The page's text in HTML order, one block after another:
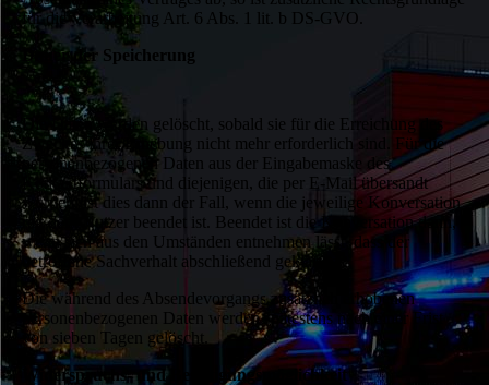
für die Verarbeitung Art. 6 Abs. 1 lit. b DS-GVO.
Dauer der Speicherung
Die Daten werden gelöscht, sobald sie für die Erreichung des
Zweckes ihrer Erhebung nicht mehr erforderlich sind. Für die
personenbezogenen Daten aus der Eingabemaske des
Kontaktformulars und diejenigen, die per E-Mail übersandt
wurden, ist dies dann der Fall, wenn die jeweilige Konversation
mit dem Nutzer beendet ist. Beendet ist die Konversation dann,
wenn sich aus den Umständen entnehmen lässt, dass der
betroffene Sachverhalt abschließend geklärt ist.
Die während des Absendevorgangs zusätzlich erhobenen
personenbezogenen Daten werden spätestens nach einer Frist
von sieben Tagen gelöscht.
Widerspruchs- und Beseitigungsmöglichkeit